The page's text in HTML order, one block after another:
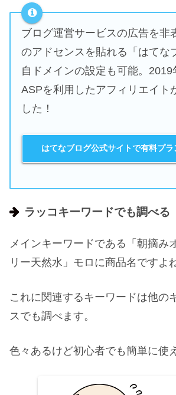
ブログ運営サービスの広告を非
のアドセンスを貼れる「はてな
自ドメインの設定も可能。2019
ASPを利用したアフィリエイト
した！
はてなブログ公式サイトで有料プラ
ラッコキーワードでも調べる
メインキーワードである「朝摘み
リー天然水」モロに商品名ですよ
これに関連するキーワードは他の
スでも調べます。
色々あるけど初心者でも簡単に使